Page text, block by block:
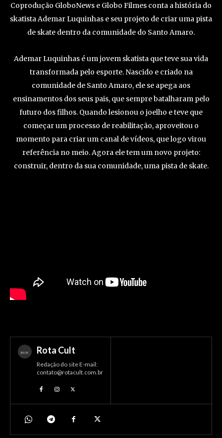
Coprodução GloboNews e Globo Filmes conta a história do
skatista Ademar Luquinhas e seu projeto de criar uma pista
de skate dentro da comunidade do Santo Amaro.
Ademar Luquinhas é um jovem skatista que teve sua vida
transformada pelo esporte. Nascido e criado na
comunidade de Santo Amaro, ele se apega aos
ensinamentos dos seus pais, que sempre batalharam pelo
futuro dos filhos. Quando lesionou o joelho e teve que
começar um processo de reabilitação, aproveitou o
momento para criar um canal de vídeos, que logo virou
referência no meio. Agora ele tem um novo projeto:
construir, dentro da sua comunidade, uma pista de skate.
Rota Cult
Redação do site E-mail:
contato@rotacult.com.br